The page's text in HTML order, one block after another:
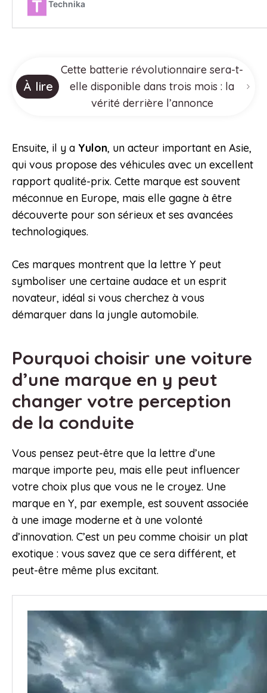
À lire
Cette batterie révolutionnaire sera-t-
elle disponible dans trois mois : la
vérité derrière l’annonce
Ensuite, il y a Yulon, un acteur important en Asie,
qui vous propose des véhicules avec un excellent
rapport qualité-prix. Cette marque est souvent
méconnue en Europe, mais elle gagne à être
découverte pour son sérieux et ses avancées
technologiques.
Ces marques montrent que la lettre Y peut
symboliser une certaine audace et un esprit
novateur, idéal si vous cherchez à vous
démarquer dans la jungle automobile.
Pourquoi choisir une voiture
d’une marque en y peut
changer votre perception
de la conduite
Vous pensez peut-être que la lettre d’une
marque importe peu, mais elle peut influencer
votre choix plus que vous ne le croyez. Une
marque en Y, par exemple, est souvent associée
à une image moderne et à une volonté
d’innovation. C’est un peu comme choisir un plat
exotique : vous savez que ce sera différent, et
peut-être même plus excitant.